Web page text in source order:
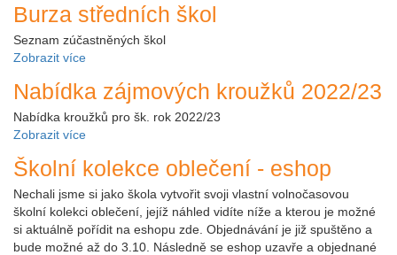
Burza středních škol
Seznam zúčastněných škol
Zobrazit více
Nabídka zájmových kroužků 2022/23
Nabídka kroužků pro šk. rok 2022/23
Zobrazit více
Školní kolekce oblečení - eshop
Nechali jsme si jako škola vytvořit svoji vlastní volnočasovou
školní kolekci oblečení, jejíž náhled vidíte níže a kterou je možné
si aktuálně pořídit na eshopu zde. Objednávání je již spuštěno a
bude možné až do 3.10. Následně se eshop uzavře a objednané